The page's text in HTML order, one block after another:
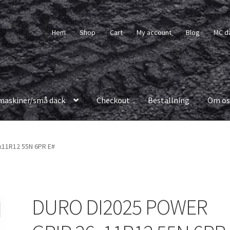
Hem Shop Cart My account Blog MC
små däck Checkout Beställning Om
55N 6PR E#
DURO DI2025 POWER